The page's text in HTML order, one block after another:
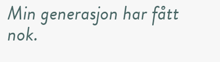
Min generasjon har fått
nok.